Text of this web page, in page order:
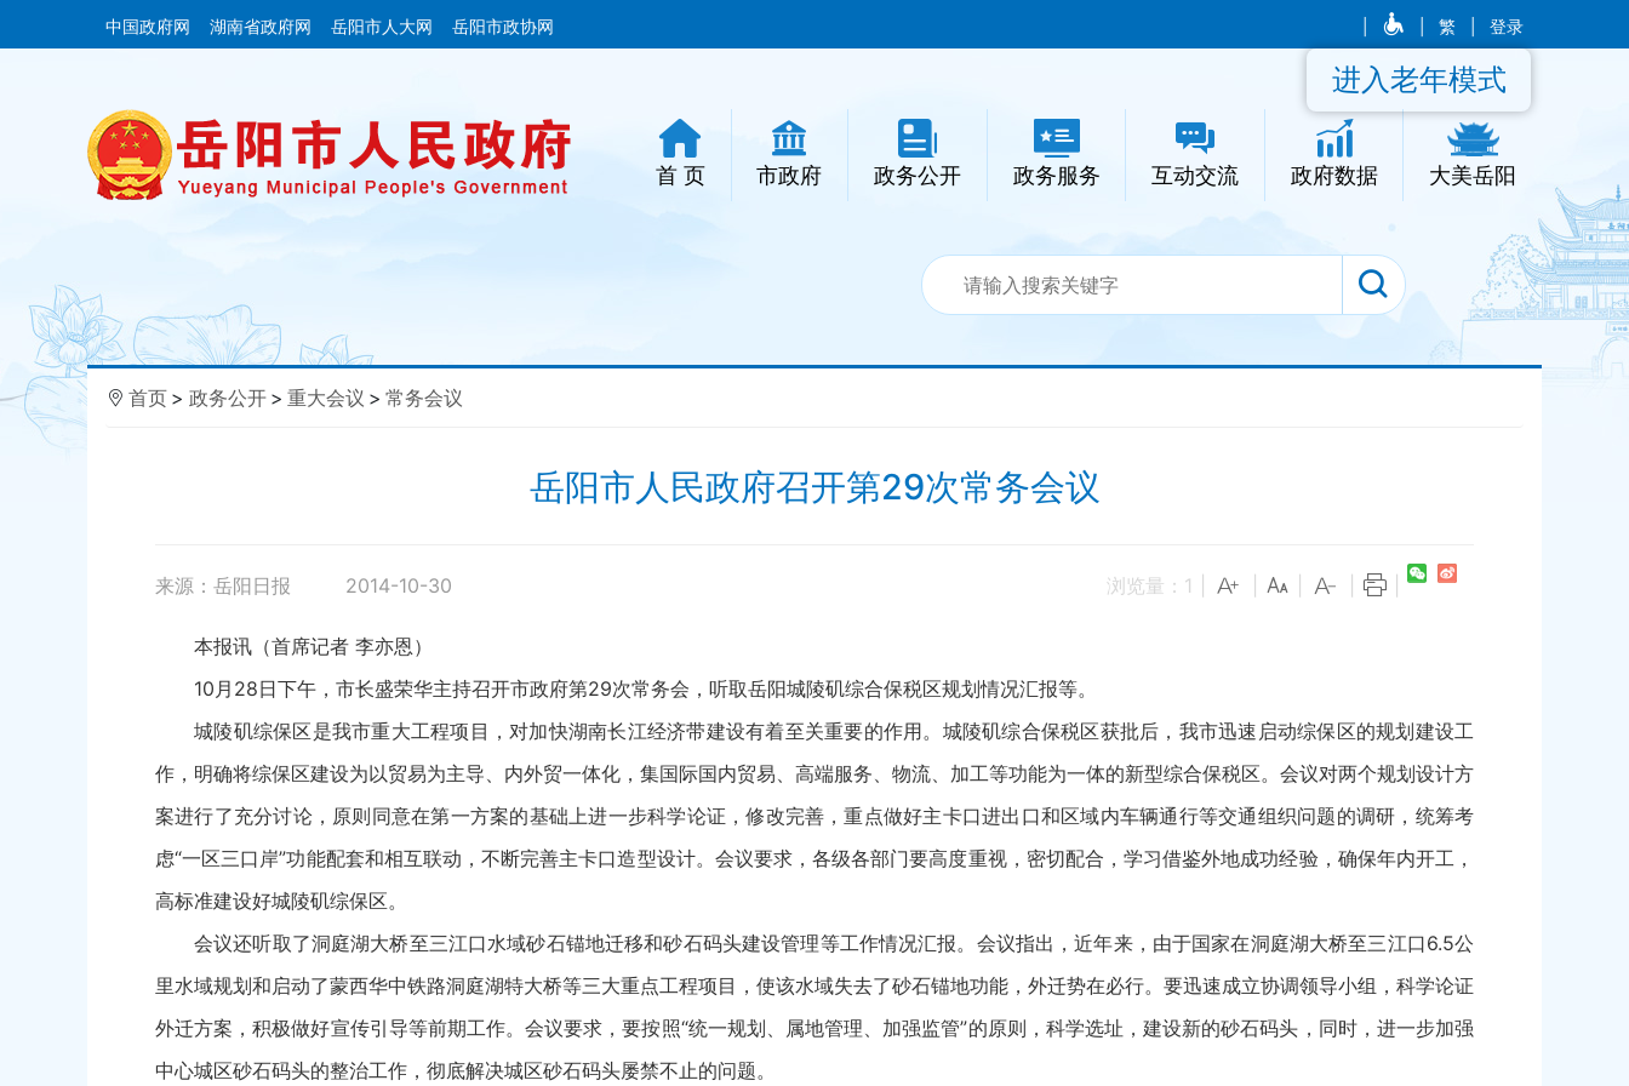
中国政府网 湖南省政府网 岳阳市人大网 岳阳市政协网 繁 登录
首 页 市政府 政务公开 政务服务 互动交流 政府数据 大美岳阳
进入老年模式
首页 > 政务公开 > 重大会议 > 常务会议
岳阳市人民政府召开第29次常务会议
来源：岳阳日报 2014-10-30 浏览量： 1
本报讯（首席记者 李亦恩）
10月28日下午，市长盛荣华主持召开市政府第29次常务会，听取岳阳城陵矶综合保税区规划情况汇报等。
城陵矶综保区是我市重大工程项目，对加快湖南长江经济带建设有着至关重要的作用。城陵矶综合保税区获批后，我市迅速启动综保区的规划建设工
作，明确将综保区建设为以贸易为主导、内外贸一体化，集国际国内贸易、高端服务、物流、加工等功能为一体的新型综合保税区。会议对两个规划设计方
案进行了充分讨论，原则同意在第一方案的基础上进一步科学论证，修改完善，重点做好主卡口进出口和区域内车辆通行等交通组织问题的调研，统筹考
虑“一区三口岸”功能配套和相互联动，不断完善主卡口造型设计。会议要求，各级各部门要高度重视，密切配合，学习借鉴外地成功经验，确保年内开工，
高标准建设好城陵矶综保区。
会议还听取了洞庭湖大桥至三江口水域砂石锚地迁移和砂石码头建设管理等工作情况汇报。会议指出，近年来，由于国家在洞庭湖大桥至三江口6.5公
里水域规划和启动了蒙西华中铁路洞庭湖特大桥等三大重点工程项目，使该水域失去了砂石锚地功能，外迁势在必行。要迅速成立协调领导小组，科学论证
外迁方案，积极做好宣传引导等前期工作。会议要求，要按照“统一规划、属地管理、加强监管”的原则，科学选址，建设新的砂石码头，同时，进一步加强
中心城区砂石码头的整治工作，彻底解决城区砂石码头屡禁不止的问题。